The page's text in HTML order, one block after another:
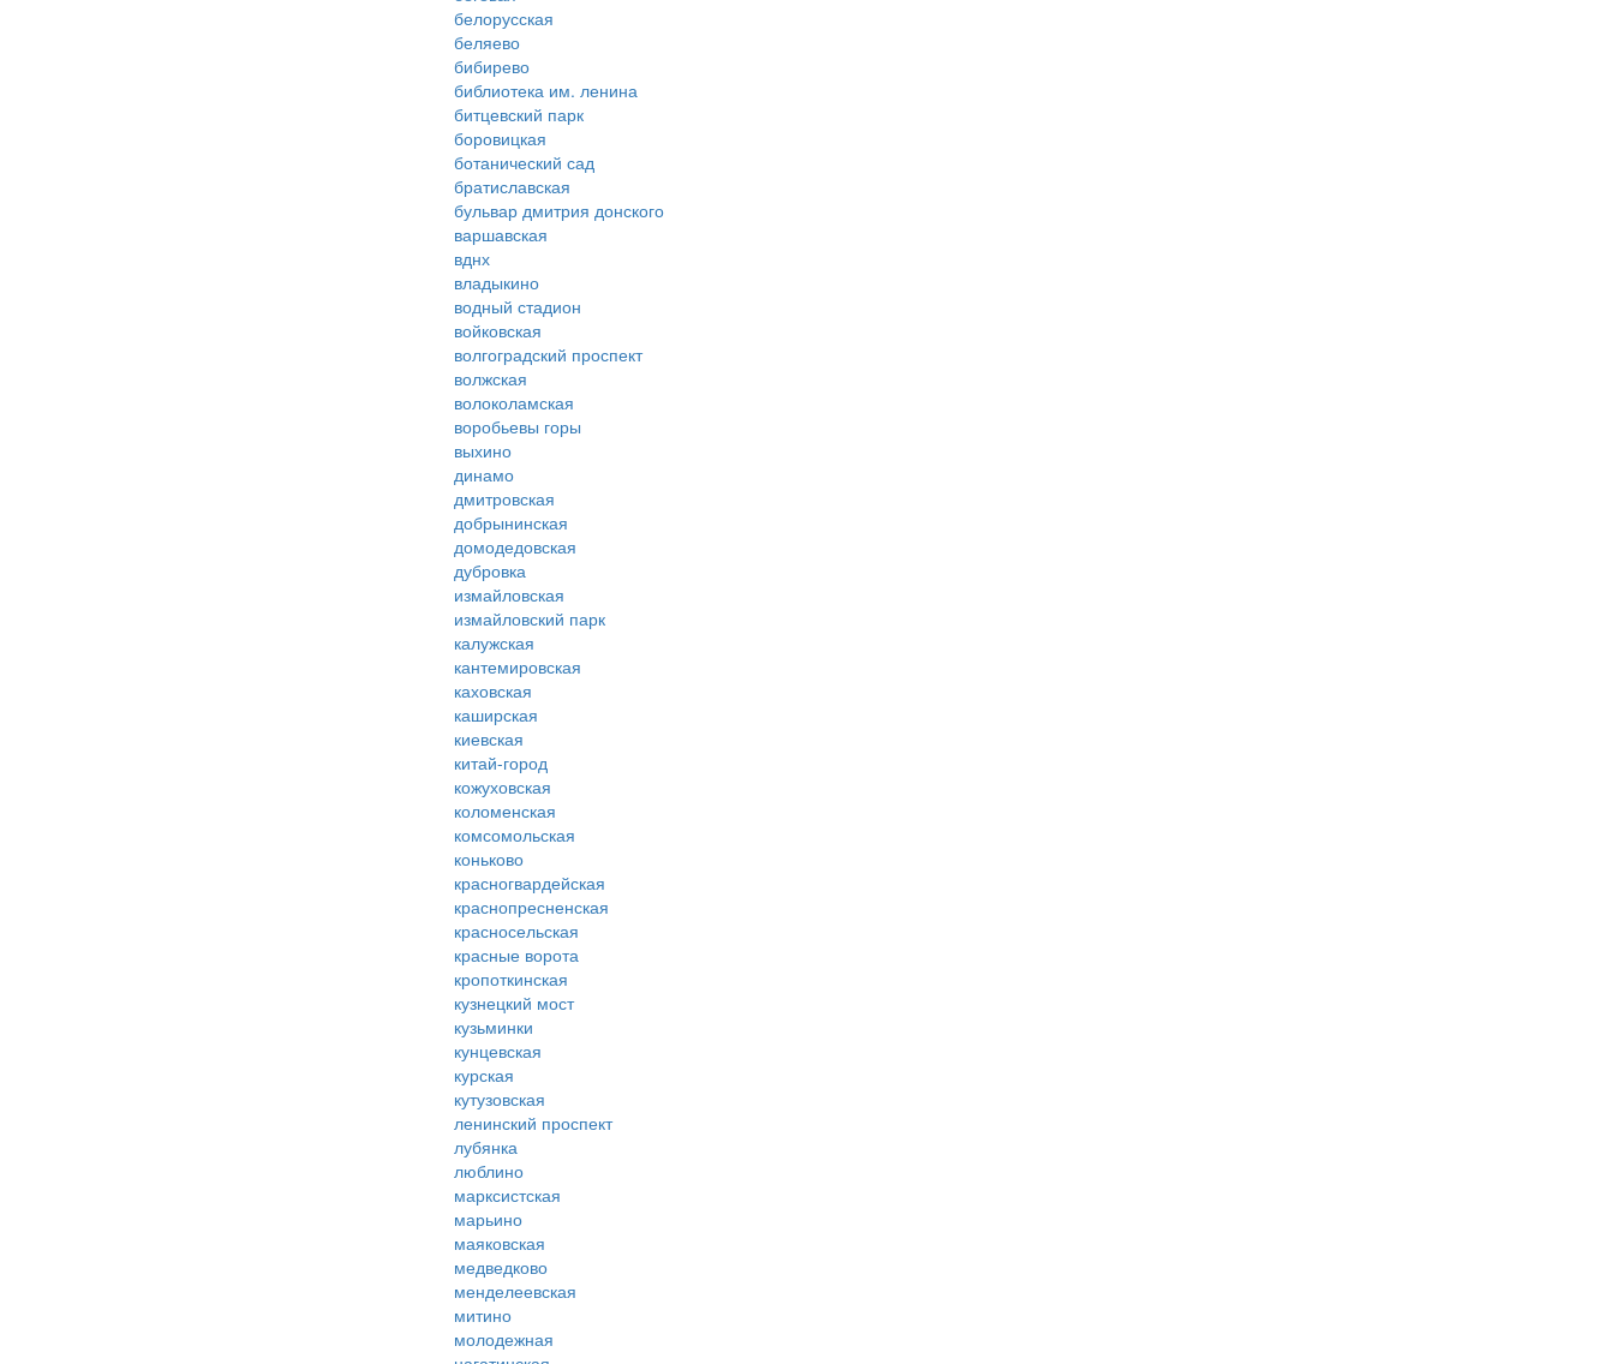
белорусская
беляево
бибирево
библиотека им. ленина
битцевский парк
боровицкая
ботанический сад
братиславская
бульвар дмитрия донского
варшавская
вднх
владыкино
водный стадион
войковская
волгоградский проспект
волжская
волоколамская
воробьевы горы
выхино
динамо
дмитровская
добрынинская
домодедовская
дубровка
измайловская
измайловский парк
калужская
кантемировская
каховская
каширская
киевская
китай-город
кожуховская
коломенская
комсомольская
коньково
красногвардейская
краснопресненская
красносельская
красные ворота
кропоткинская
кузнецкий мост
кузьминки
кунцевская
курская
кутузовская
ленинский проспект
лубянка
люблино
марксистская
марьино
маяковская
медведково
менделеевская
митино
молодежная